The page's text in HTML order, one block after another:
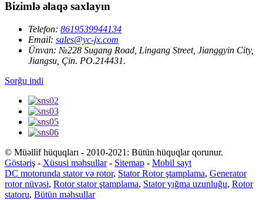
Bizimlə əlaqə saxlayın
Telefon: 8619539944134
Email: sales@yc-jx.com
Ünvan: №228 Sugang Road, Lingang Street, Jianggyin City,
Jiangsu, Çin. PO.214431.
Sorğu indi
© Müəllif hüquqları - 2010-2021: Bütün hüquqlar qorunur.
Göstəriş - Xüsusi məhsullar- Sitemap - Mobil sayt
DC motorunda stator və rotor, Stator Rotor ştamplama, Generator
rotor nüvəsi, Rotor stator ştamplama, Stator yığma uzunluğu, Rotor
statoru, Bütün məhsullar